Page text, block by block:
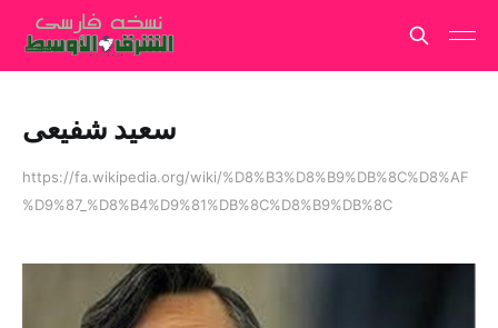
سعید شفیعی
https://fa.wikipedia.org/wiki/%D8%B3%D8%B9%DB%8C%D8%AF
%D9%87_%D8%B4%D9%81%DB%8C%D8%B9%DB%8C